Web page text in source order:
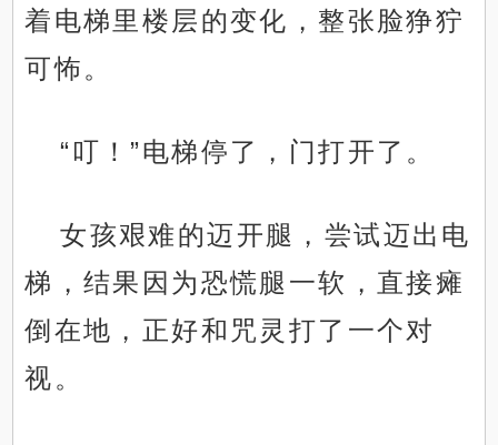
着电梯里楼层的变化，整张脸狰狞
可怖。
“叮！”电梯停了，门打开了。
女孩艰难的迈开腿，尝试迈出电
梯，结果因为恐慌腿一软，直接瘫
倒在地，正好和咒灵打了一个对
视。